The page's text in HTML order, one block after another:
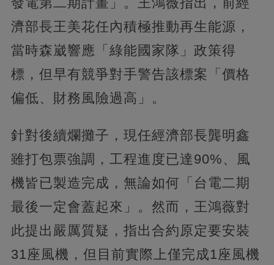
濟部長王美花任內積極推動再生能源，
當時森崴響應「綠能國家隊」政策得
標，但早有競爭對手警告該標案「價格
偏低、財務風險過高」。
針對後續爛攤子，現任經濟部長龔明鑫
雖打包票強調，工程進度已達90%、風
機皆已製造完成，無論如何「台電二期
最後一定會蓋起來」。然而，王鴻薇對
此提出嚴厲質疑，指出合約原定要安裝
31座風機，但目前實際上僅完成1座風機